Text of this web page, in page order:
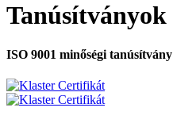
Tanúsítványok
ISO 9001 minőségi tanúsítvány